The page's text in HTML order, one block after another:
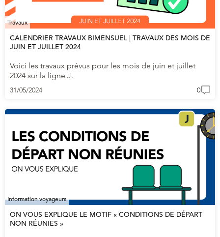
Travaux
CALENDRIER TRAVAUX BIMENSUEL | TRAVAUX DES MOIS DE
JUIN ET JUILLET 2024
Voici les travaux prévus pour les mois de juin et juillet
2024 sur la ligne J.
31/05/2024 0
Information voyageurs
ON VOUS EXPLIQUE LE MOTIF « CONDITIONS DE DÉPART
NON RÉUNIES »